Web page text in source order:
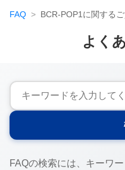
FAQ BCR-POP1 に関する
よく
FAQの検索には、キーワ